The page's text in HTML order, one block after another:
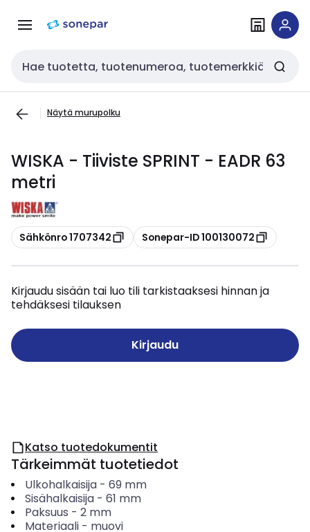
navigointiinsisältöön
Haku
Näytä murupolku
WISKA - Tiiviste SPRINT - EADR 63
metri
Kopioi
Sähkönro 1707342 Kopioi
Sonepar-ID 100130072
Kirjaudu sisään tai luo tili tarkistaaksesi hinnan ja
tehdäksesi tilauksen
Kirjaudu
Katso tuotedokumentit
Tärkeimmät tuotetiedot
Ulkohalkaisija- 69 mm
Sisähalkaisija- 61 mm
Paksuus - 2 mm
Materiaali- muovi